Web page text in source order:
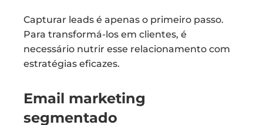
Capturar leads é apenas o primeiro passo.
Para transformá-los em clientes, é
necessário nutrir esse relacionamento com
estratégias eficazes.
Email marketing
segmentado